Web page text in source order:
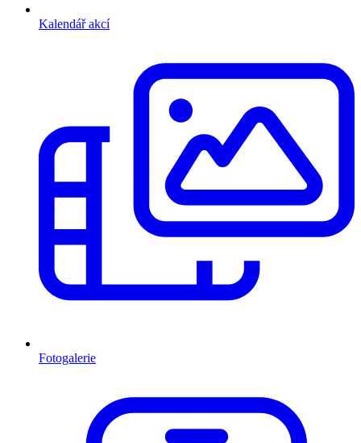
Kalendář akcí
Fotogalerie